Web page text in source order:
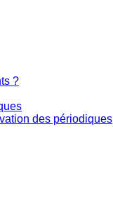
?
des périodiques